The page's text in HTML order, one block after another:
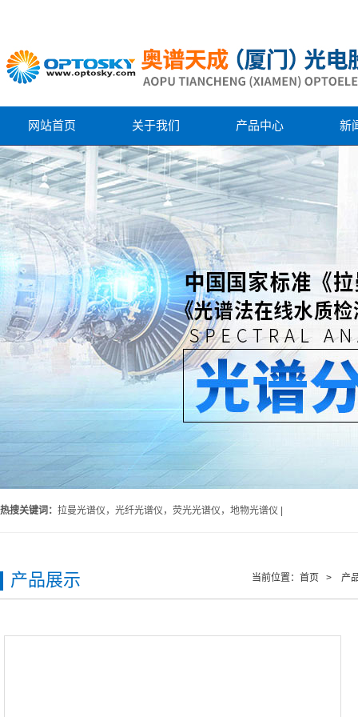
网站首页 关于我们 产品中心 新
热搜关键词： 拉曼光谱仪，光纤光谱仪，荧光光谱仪，地物光谱仪 |
当前位置： 首页 > 产
产品展示